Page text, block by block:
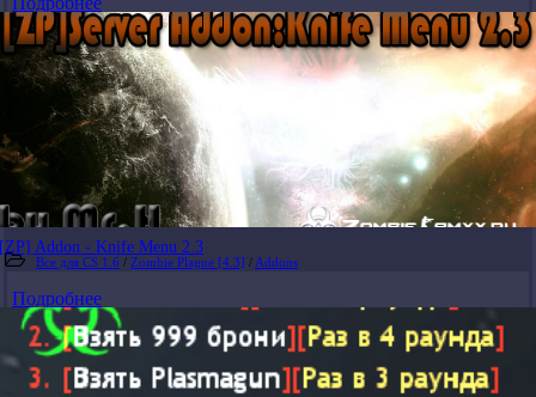
[ZP] Addon - Knife Menu 2.3
Все для CS 1.6 / Zombie Plague [4.3] / Addons
Подробнее